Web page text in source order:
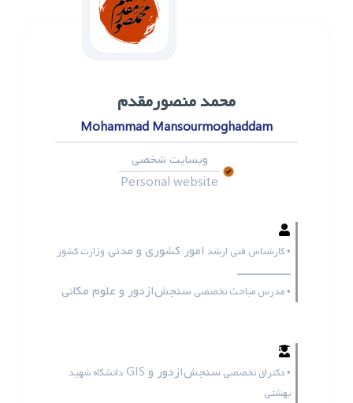
محمد ‌منصورمقدم
Mohammad Mansourmoghaddam
وبسایت شخصی
Personal website
• کارشناس فنی ارشد امور کشوری و مدنی وزارت کشور
ـــــــــــــــــ
• مدرس مباحث تخصصی سنجش‌ازدور و علوم مکانی
• دکترای تخصصی سنجش‌ازدور و GIS
دانشگاه شهید
بهشتی